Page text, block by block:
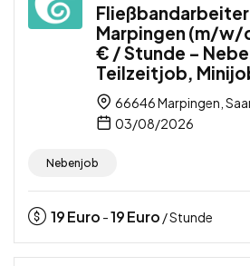
Marpingen (m/w/
€ / Stunde –
Teilzeitjob,
66646 Marpingen,
03/08/2026
Nebenjob
19Euro -19Euro / Stunde